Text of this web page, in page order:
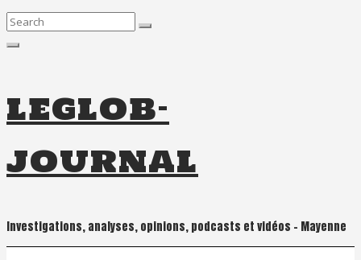
Search
leglob-
journal
Investigations, analyses, opinions, podcasts et vidéos – Mayenne